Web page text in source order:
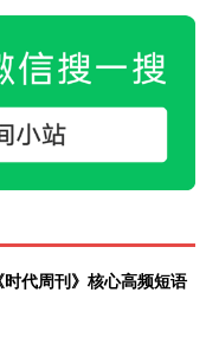
代周刊》核心高频短语